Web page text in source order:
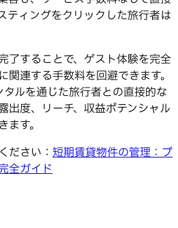
ティングをクリックした旅行者は
了することで、ゲスト体験を完全
関連する手数料を回避できます。
ルを通じた旅行者との直接的な
出度、リーチ、収益ポテンシャル
す。
ださい： 短期賃貸物件の管理：プ
全ガイド